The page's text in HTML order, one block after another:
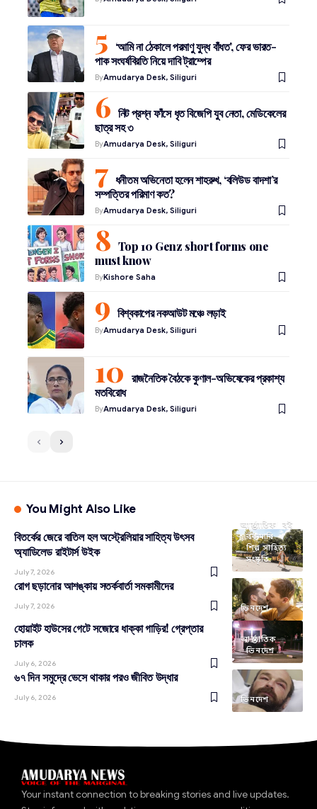
‘আমি না ঠেকালে পরমাণু যুদ্ধ বাঁধত’, ফের ভারত-
পাক সংঘর্ষবিরতি নিয়ে দাবি ট্রাম্পের
ByAmudarya Desk, Siliguri
নিট প্রশ্ন ফাঁসে ধৃত বিজেপি যুব নেতা, মেডিকেলের
ছাত্র সহ ৩
ByAmudarya Desk, Siliguri
ধনীতম অভিনেতা হলেন শাহরুখ, ‘বলিউড বাদশা’র
সম্পত্তির পরিমাণ কত?
ByAmudarya Desk, Siliguri
Top 10 Genz short forms one
must know
ByKishore Saha
বিশ্বকাপের নকআউট মঞ্চে লড়াই
ByAmudarya Desk, Siliguri
রাজনৈতিক বৈঠকে কুণাল-অভিষেকের প্রকাশ্য
মতবিরোধ
ByAmudarya Desk, Siliguri
You Might Also Like
আন্তর্জাতিক
বই
রকমারি
শিল্প সাহিত্য
সংস্কৃতি
বিতর্কের জেরে বাতিল হল অস্ট্রেলিয়ার সাহিত্য উৎসব
অ্যাডিলেড রাইটার্স উইক
July 7, 2026
ভিনদেশ
রোগ ছড়ানোর আশঙ্কায় সতর্কবার্তা সমকামীদের
July 7, 2026
আন্তর্জাতিক
ভিনদেশ
হোয়াইট হাউসের গেটে সজোরে ধাক্কা গাড়ির! গ্রেপ্তার
চালক
July 6, 2026
ভিনদেশ
৬৭ দিন সমুদ্রে ভেসে থাকার পরও জীবিত উদ্ধার
July 6, 2026
Your instant connection to breaking stories and live updates.